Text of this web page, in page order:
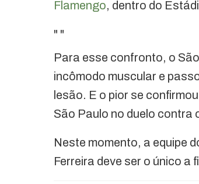
Flamengo, dentro do
" "
Para esse confronto, o
incômodo muscular e
lesão. E o pior se
São Paulo no duelo contra
Neste momento, a equipe
Ferreira deve ser o único